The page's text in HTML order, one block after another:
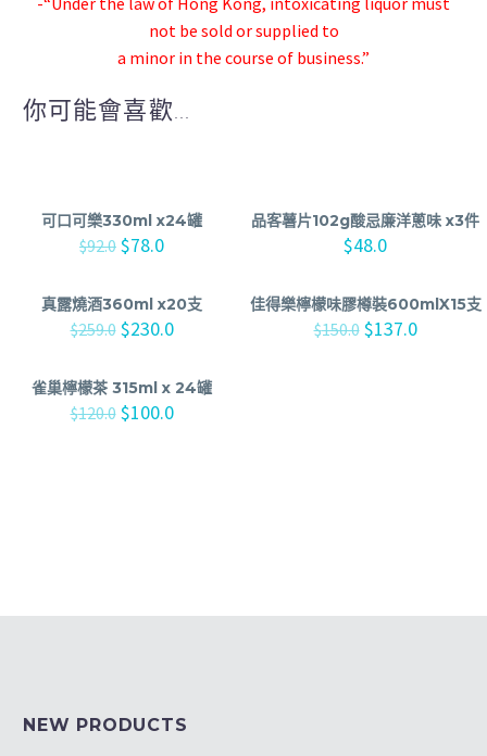
not be sold or supplied to
a minor in the course of business.”
你可能會喜歡...
可口可樂330ml x24罐
$92.0 $78.0
品客薯片102g酸忌廉洋蔥味 x3件
$48.0
真露燒酒360ml x20支
$259.0 $230.0
佳得樂檸檬味膠樽裝600mlX15支
$150.0 $137.0
雀巢檸檬茶 315ml x 24罐
$120.0 $100.0
NEW PRODUCTS